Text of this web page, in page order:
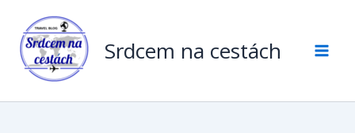
obsah
Srdcem na cestách